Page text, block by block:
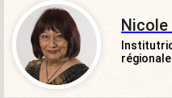
Nicole